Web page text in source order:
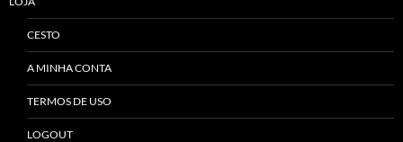
CESTO
A MINHA CONTA
TERMOS DE USO
LOGOUT